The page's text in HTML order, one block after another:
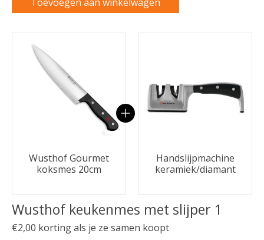
Wusthof Gourmet
koksmes 20cm
Handslijpmachine
keramiek/diamant
Wusthof keukenmes met slijper 1
€2,00 korting als je ze samen koopt